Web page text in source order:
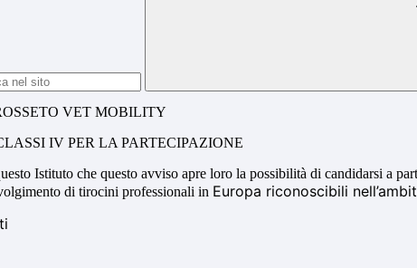
VET MOBILITY
IV PER LA PARTECIPAZIONE
Istituto che questo avviso apre loro la possibilità di candidarsi a
di tirocini professionali in Europa riconoscibili